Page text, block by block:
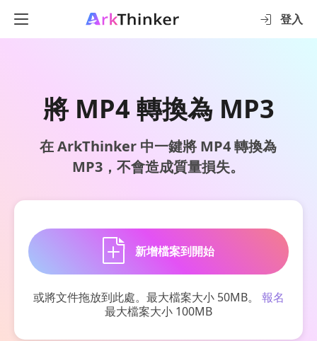
登入
將 MP4 轉換為 MP3
在 ArkThinker 中一鍵將 MP4 轉換為
MP3，不會造成質量損失。
新增檔案到開始
或將文件拖放到此處。最大檔案大小 50MB。 報名
最大檔案大小 100MB